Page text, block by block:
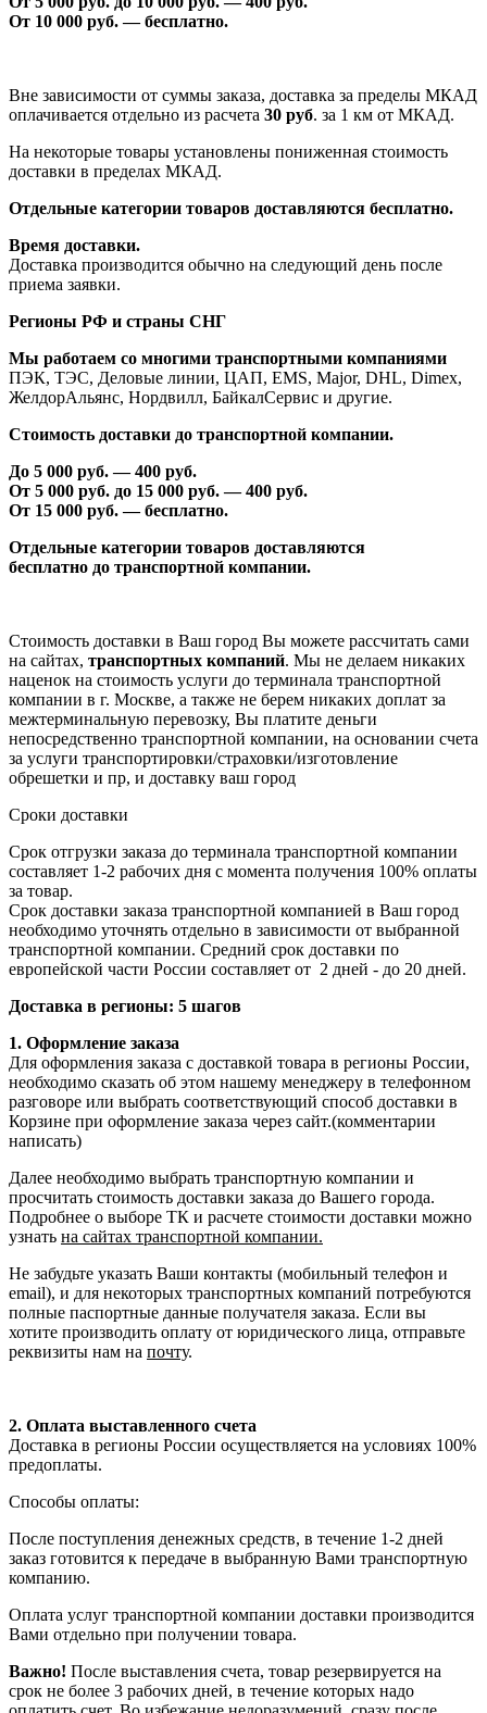
От 10 000 руб. — бесплатно.
Вне зависимости от суммы заказа, доставка за пределы МКАД
оплачивается отдельно из расчета 30 руб. за 1 км от МКАД.
На некоторые товары установлены пониженная стоимость
доставки в пределах МКАД.
Отдельные категории товаров доставляются бесплатно.
Время доставки.
Доставка производится обычно на следующий день после
приема заявки.
Регионы РФ и страны СНГ
Мы работаем со многими транспортными компаниями
ПЭК, ТЭС, Деловые линии, ЦАП, EMS, Major, DHL, Dimex,
ЖелдорАльянс, Нордвилл, БайкалСервис и другие.
Стоимость доставки до транспортной компании.
До 5 000 руб. —400 руб.
От 5 000 руб. до 15 000 руб. —400 руб.
От 15 000 руб. — бесплатно.
Отдельные категории товаров доставляются
бесплатно до транспортной компании.
Стоимость доставки в Ваш город Вы можете рассчитать сами
на сайтах, транспортных компаний. Мы не делаем никаких
наценок на стоимость услуги до терминала транспортной
компании в г. Москве, а также не берем никаких доплат за
межтерминальную перевозку, Вы платите деньги
непосредственно транспортной компании, на основании счета
за услуги транспортировки/страховки/изготовление
обрешетки и пр, и доставку ваш город
Сроки доставки
Срок отгрузки заказа до терминала транспортной компании
составляет 1-2 рабочих дня с момента получения 100% оплаты
за товар.
Срок доставки заказа транспортной компанией в Ваш город
необходимо уточнять отдельно в зависимости от выбранной
транспортной компании. Средний срок доставки по
европейской части России составляет от 2 дней - до 20 дней.
Доставка в регионы: 5 шагов
1. Оформление заказа
Для оформления заказа с доставкой товара в регионы России,
необходимо сказать об этом нашему менеджеру в телефонном
разговоре или выбрать соответствующий способ доставки в
Корзине при оформление заказа через сайт.(комментарии
написать)
Далее необходимо выбрать транспортную компании и
просчитать стоимость доставки заказа до Вашего города.
Подробнее о выборе ТК и расчете стоимости доставки можно
узнать на сайтах транспортной компании.
Не забудьте указать Ваши контакты (мобильный телефон и
email), и для некоторых транспортных компаний потребуются
полные паспортные данные получателя заказа. Если вы
хотите производить оплату от юридического лица, отправьте
реквизиты нам на почту.
2. Оплата выставленного счета
Доставка в регионы России осуществляется на условиях 100%
предоплаты.
Способы оплаты:
После поступления денежных средств, в течение 1-2 дней
заказ готовится к передаче в выбранную Вами транспортную
компанию.
Оплата услуг транспортной компании доставки производится
Вами отдельно при получении товара.
Важно! После выставления счета, товар резервируется на
срок не более 3 рабочих дней, в течение которых надо